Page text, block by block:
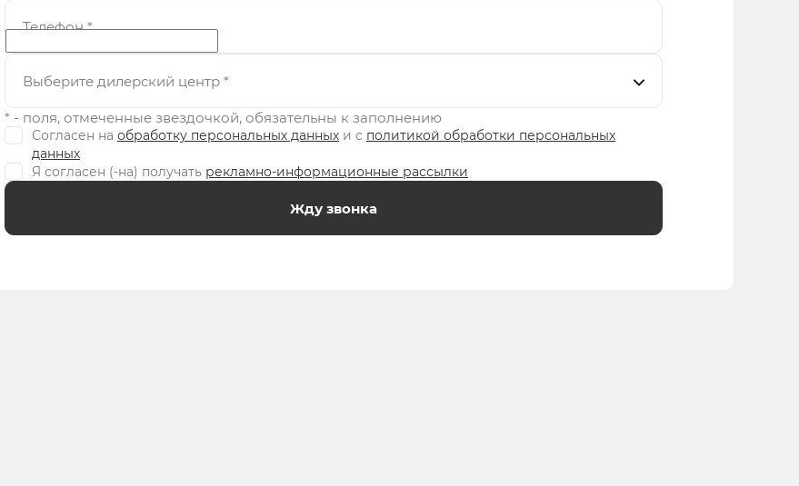
Телефон*
Выберите дилерский центр *
* - поля, отмеченные звездочкой, обязательны к заполнению
Согласен на обработку персональных данных и c политикой обработки персональных
данных
Я согласен (-на) получать рекламно-информационные рассылки
Жду звонка